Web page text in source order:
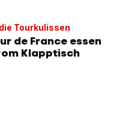
Tourkulissen
de France essen
Klapptisch